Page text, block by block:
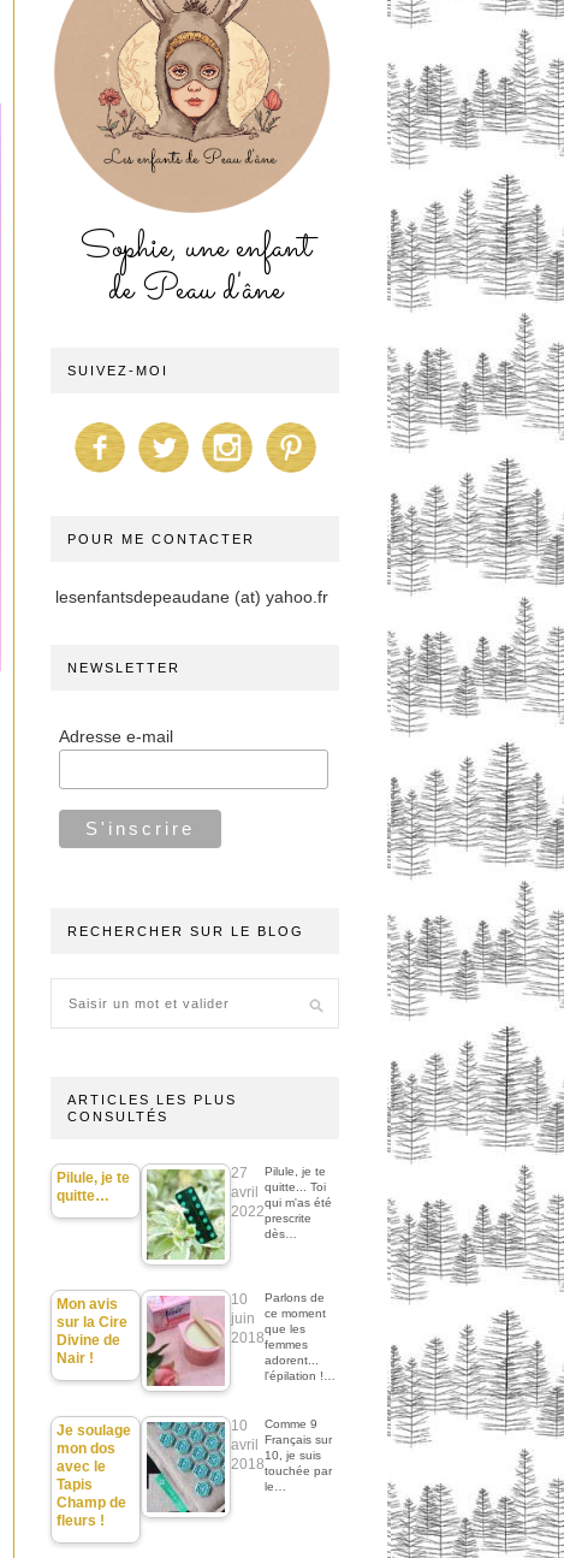
Sophie, une enfant
de Peau d'âne
SUIVEZ-MOI
POUR ME CONTACTER
lesenfantsdepeaudane (at) yahoo.fr
NEWSLETTER
Adresse e-mail
RECHERCHER SUR LE BLOG
ARTICLES LES PLUS
CONSULTÉS
Pilule, je te
quitte…
27
avril
2022
Pilule, je te
quitte... Toi
qui m'as été
prescrite
dès…
Mon avis
sur la Cire
Divine de
Nair !
10
juin
2018
Parlons de
ce moment
que les
femmes
adorent...
l'épilation !…
Je soulage
mon dos
avec le
Tapis
Champ de
fleurs !
10
avril
2018
Comme 9
Français sur
10, je suis
touchée par
le…